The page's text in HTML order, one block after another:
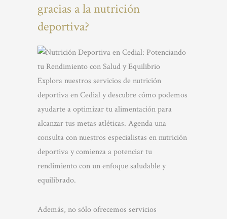
gracias a la nutrición
deportiva?
Explora nuestros servicios de nutrición
deportiva en Cedial y descubre cómo podemos
ayudarte a optimizar tu alimentación para
alcanzar tus metas atléticas. Agenda una
consulta con nuestros especialistas en nutrición
deportiva y comienza a potenciar tu
rendimiento con un enfoque saludable y
equilibrado.
Además, no sólo ofrecemos servicios